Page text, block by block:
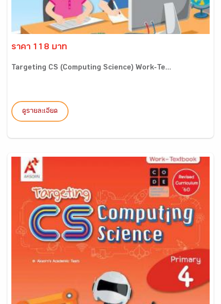
ราคา 118 บาท
Targeting CS (Computing Science) Work-Te...
ดูรายละเอียด